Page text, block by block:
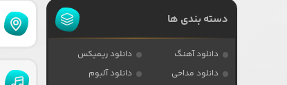
دسته بندی ها
دانلود آهنگ
دانلود ریمیکس
دانلود مداحی
دانلود آلبوم